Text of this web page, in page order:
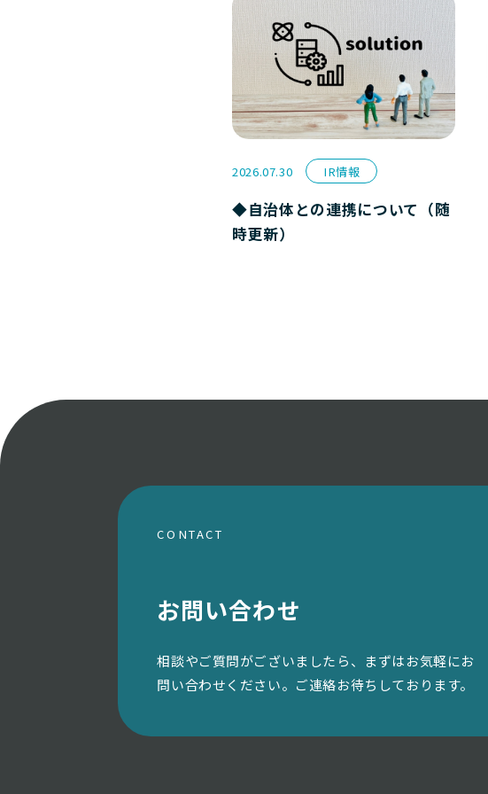
2026.07.30 IR情報
◆自治体との連携について（随
時更新）
CONTACT
お問い合わせ
相談やご質問がございましたら、まずはお気軽にお
問い合わせください。ご連絡お待ちしております。